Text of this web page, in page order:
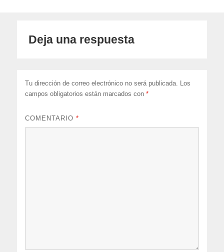
Deja una respuesta
Tu dirección de correo electrónico no será publicada. Los
campos obligatorios están marcados con*
COMENTARIO*